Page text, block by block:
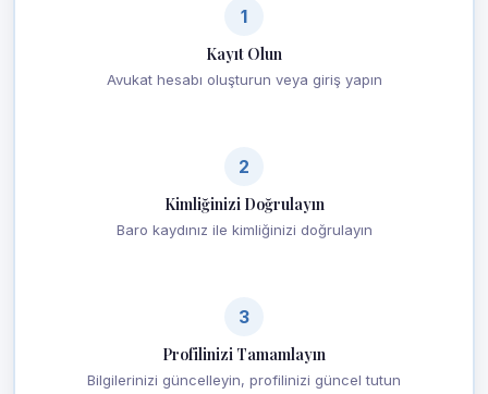
1
Kayıt Olun
Avukat hesabı oluşturun veya giriş yapın
2
Kimliğinizi Doğrulayın
Baro kaydınız ile kimliğinizi doğrulayın
3
Profilinizi Tamamlayın
Bilgilerinizi güncelleyin, profilinizi güncel tutun